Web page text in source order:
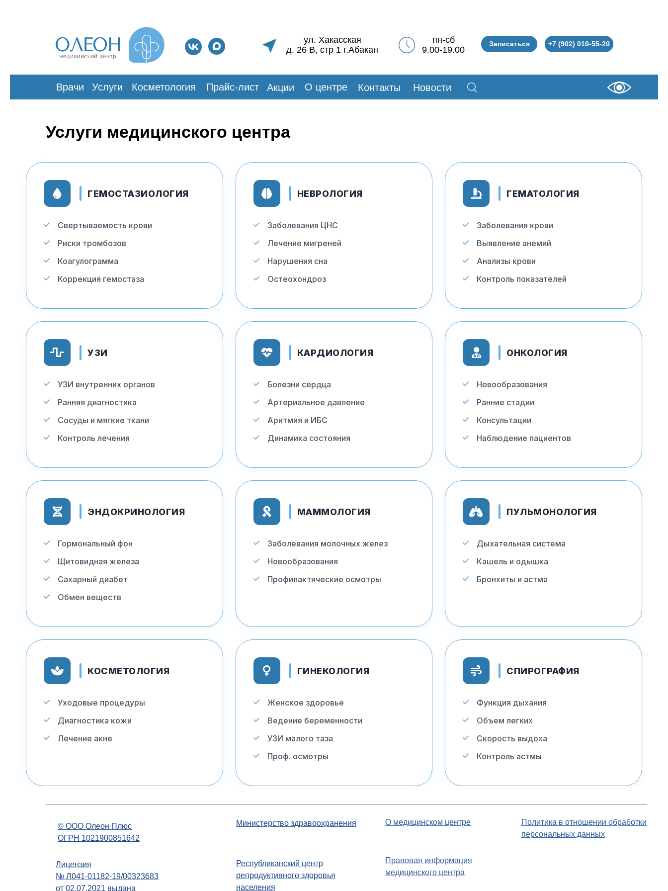
ул. Хакасская
д. 26 В, стр 1 г.Абакан
пн-сб
9.00-19.00
+7 (902) 010-55-20
Записаться
Новости
Контакты
Акции
Косметология
Врачи Прайс-лист
Услуги О центре
Услуги медицинского центра
ГЕМОСТАЗИОЛОГИЯ
Свертываемость крови
Риски тромбозов
Коагулограмма
Коррекция гемостаза
НЕВРОЛОГИЯ
Заболевания ЦНС
Лечение мигреней
Нарушения сна
Остеохондроз
ГЕМАТОЛОГИЯ
Заболевания крови
Выявление анемий
Анализы крови
Контроль показателей
УЗИ
УЗИ внутренних органов
Ранняя диагностика
Сосуды и мягкие ткани
Контроль лечения
КАРДИОЛОГИЯ
Болезни сердца
Артериальное давление
Аритмия и ИБС
Динамика состояния
ОНКОЛОГИЯ
Новообразования
Ранние стадии
Консультации
Наблюдение пациентов
ЭНДОКРИНОЛОГИЯ
Гормональный фон
Щитовидная железа
Сахарный диабет
Обмен веществ
МАММОЛОГИЯ
Заболевания молочных желез
Новообразования
Профилактические осмотры
ПУЛЬМОНОЛОГИЯ
Дыхательная система
Кашель и одышка
Бронхиты и астма
КОСМЕТОЛОГИЯ
Уходовые процедуры
Диагностика кожи
Лечение акне
ГИНЕКОЛОГИЯ
Женское здоровье
Ведение беременности
УЗИ малого таза
Проф. осмотры
СПИРОГРАФИЯ
Функция дыхания
Объем легких
Скорость выдоха
Контроль астмы
© OOO Олеон Плюс
ОГРН 1021900851642
Министерство здравоохранения
Республиканский центр
репродуктивного здоровья
населения
О медицинском центре
Политика в отношении обработки
персональных данных
Правовая информация
медицинского центра
Лицензия
№ Л041-01182-19/00323683
от 02.07.2021 выдана